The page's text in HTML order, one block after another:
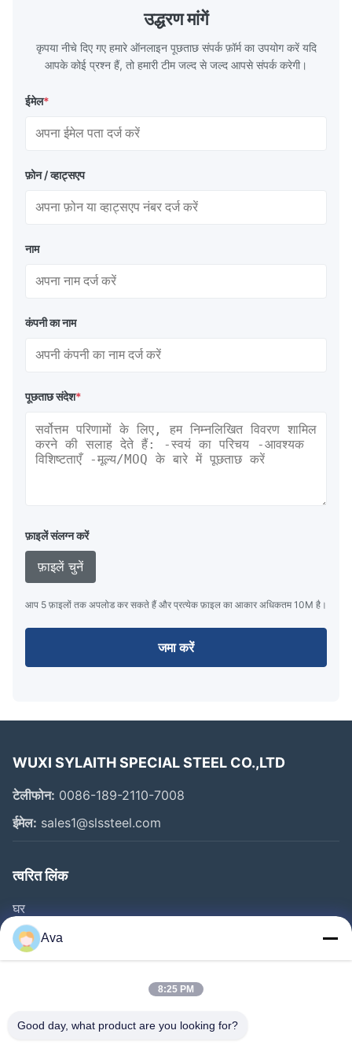
14m,5.8m,6m,10m-12m,12m or as
customer's actual requirys Standard JIS
Q235,
उद्धरण मांगें
कृपया नीचे दिए गए हमारे ऑनलाइन पूछताछ संपर्क फ़ॉर्म का उपयोग करें यदि
आपके कोई प्रश्न हैं, तो हमारी टीम जल्द से जल्द आपसे संपर्क करेगी।
ईमेल*
फ़ोन / व्हाट्सएप
नाम
कंपनी का नाम
पूछताछ संदेश*
फ़ाइलें संलग्न करें
फ़ाइलें चुनें
आप 5 फ़ाइलों तक अपलोड कर सकते हैं और प्रत्येक फ़ाइल का आकार अधिकतम 10M है।
जमा करें
WUXI SYLAITH SPECIAL STEEL CO.,LTD
टेलीफोन: 0086-189-2110-7008
ईमेल: sales1@slssteel.com
त्वरित लिंक
घर
उत्पाद
वीडियो
कारखाने का दौरा
Ava
8:25 PM
Good day, what product are you looking for?